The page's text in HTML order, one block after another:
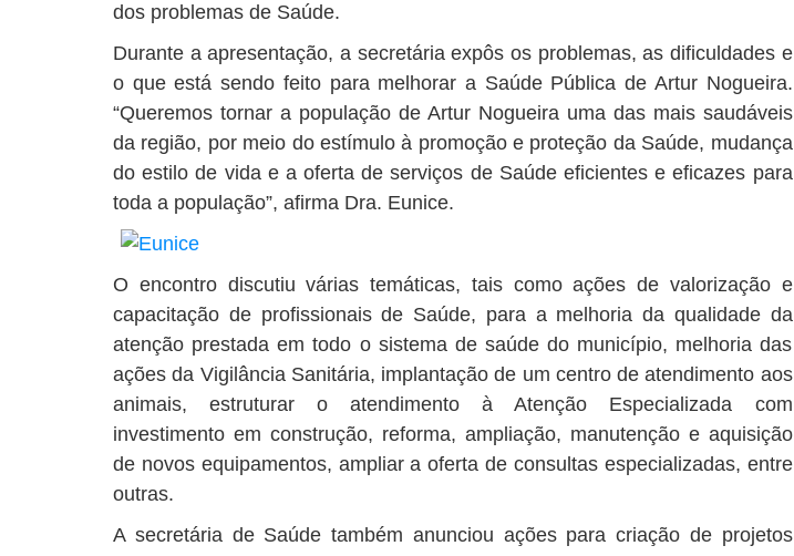
dos problemas de Saúde.
Durante a apresentação, a secretária expôs os problemas, as dificuldades e
o que está sendo feito para melhorar a Saúde Pública de Artur Nogueira.
“Queremos tornar a população de Artur Nogueira uma das mais saudáveis
da região, por meio do estímulo à promoção e proteção da Saúde, mudança
do estilo de vida e a oferta de serviços de Saúde eficientes e eficazes para
toda a população”, afirma Dra. Eunice.
O encontro discutiu várias temáticas, tais como ações de valorização e
capacitação de profissionais de Saúde, para a melhoria da qualidade da
atenção prestada em todo o sistema de saúde do município, melhoria das
ações da Vigilância Sanitária, implantação de um centro de atendimento aos
animais, estruturar o atendimento à Atenção Especializada com
investimento em construção, reforma, ampliação, manutenção e aquisição
de novos equipamentos, ampliar a oferta de consultas especializadas, entre
outras.
A secretária de Saúde também anunciou ações para criação de projetos